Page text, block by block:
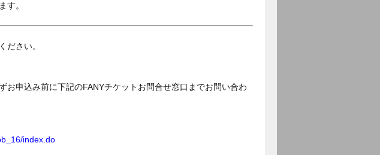
す。
ださい。
申込み前に下記のFANYチケットお問合せ窓口までお問い合わ
index.do